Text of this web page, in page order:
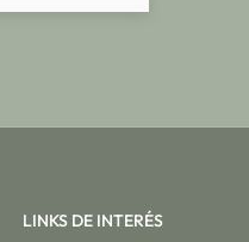
LINKS DE INTERÉS